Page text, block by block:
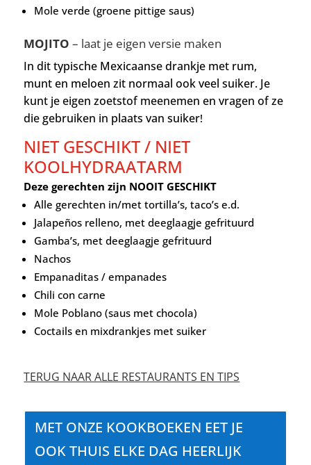
Mole verde (groene pittige saus)
MOJITO – laat je eigen versie maken
In dit typische Mexicaanse drankje met rum,
munt en meloen zit normaal ook veel suiker. Je
kunt je eigen zoetstof meenemen en vragen of ze
die gebruiken in plaats van suiker!
NIET GESCHIKT / NIET
KOOLHYDRAATARM
Deze gerechten zijn NOOIT GESCHIKT
Alle gerechten in/met tortilla’s, taco’s e.d.
Jalapeños relleno, met deeglaagje gefrituurd
Gamba’s, met deeglaagje gefrituurd
Nachos
Empanaditas / empanades
Chili con carne
Mole Poblano (saus met chocola)
Coctails en mixdrankjes met suiker
TERUG NAAR ALLE RESTAURANTS EN TIPS
MET ONZE KOOKBOEKEN EET JE
OOK THUIS ELKE DAG HEERLIJK